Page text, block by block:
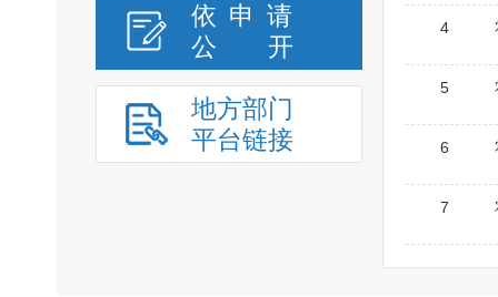
依申请
公
开
地方部门
平台链接
4
5
6
7